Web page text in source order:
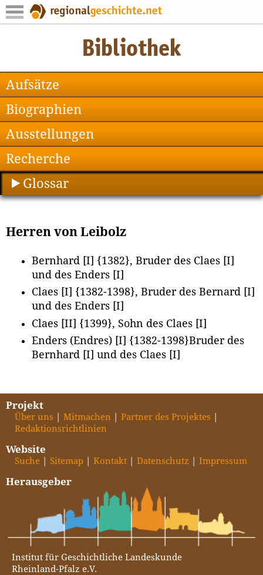
Aufsätze
Biographien
Ausstellungen
Recherche
Glossar
Herren von Leibolz
Bernhard [I] {1382}, Bruder des Claes [I]
und des Enders [I]
Claes [I] {1382-1398}, Bruder des Bernard [I]
und des Enders [I]
Claes [II] {1399}, Sohn des Claes [I]
Enders (Endres) [I] {1382-1398}Bruder des
Bernhard [I] und des Claes [I]
Projekt
Über uns Mitmachen
Partner des Projektes
Redaktionsrichtlinien
Website
Suche Sitemap Kontakt Datenschutz Impressum
Herausgeber
Institut für Geschichtliche Landeskunde
Rheinland-Pfalz e.V.